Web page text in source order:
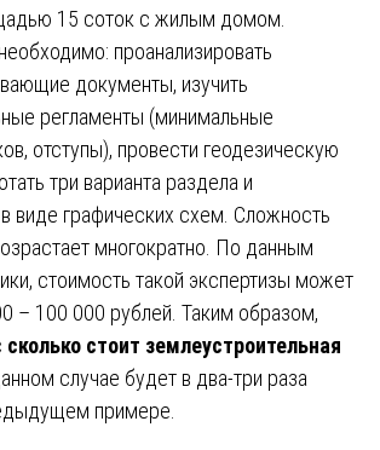
15 соток с жилым домом.
проанализировать
документы, изучить
регламенты (минимальные
отступы), провести геодезическую
три варианта раздела и
виде графических схем. Сложность
многократно. По данным
стоимость такой экспертизы может
– 100 000 рублей. Таким образом,
сколько стоит землеустроительная
случае будет в два-три раза
примере.